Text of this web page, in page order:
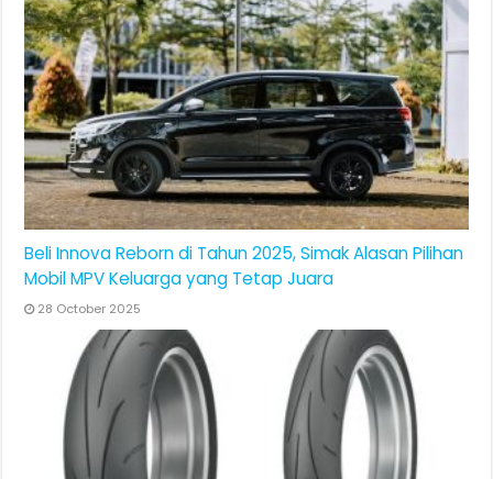
Beli Innova Reborn di Tahun 2025, Simak Alasan Pilihan
Mobil MPV Keluarga yang Tetap Juara
28 October 2025